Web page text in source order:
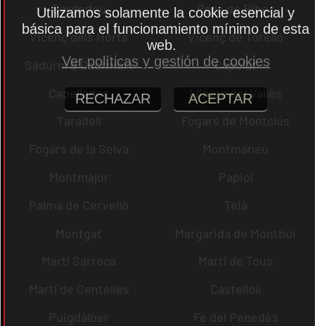
Cardedeu
Pere de Ribes
Vicenç dels Horts
Vicenç de Torelló
Sadurní d´Osormort
Capolat
Capellades
Llinars del Vallès
Taradell
Fogars de Montclús
Fogars de la Selva
Montmaneu
Montmajor
Papiol
Palma de Cervelló
Teià
Montgat
Margarida de Montbui
Martí Sarroca
Martí de Tous
Martí de Centelles
Castellolí
Puigdàlber
Fe del Penedès
Utilizamos solamente la cookie esencial y
básica para el funcionamiento mínimo de esta
web.
Ver políticas y gestión de cookies
RECHAZAR ACEPTAR